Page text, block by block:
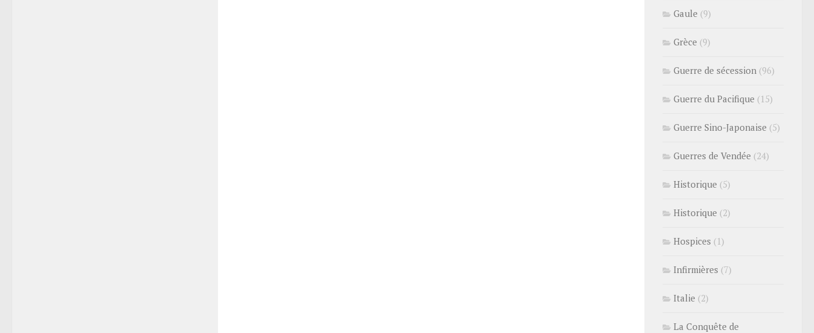
Gaule (9)
Grèce (9)
Guerre de sécession (96)
Guerre du Pacifique (15)
Guerre Sino-Japonaise (5)
Guerres de Vendée (24)
Historique (5)
Historique (2)
Hospices (1)
Infirmières (7)
Italie (2)
La Conquête de